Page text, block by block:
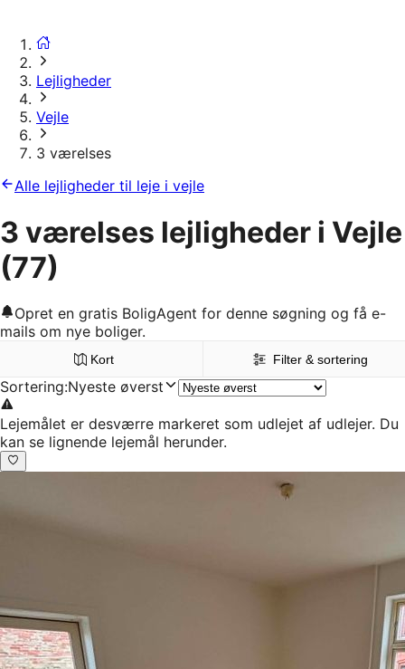
Lejligheder
Vejle
3 værelses
Alle lejligheder til leje i vejle
3 værelses lejligheder i Vejle
(77)
Opret en gratis BoligAgent for denne søgning og få e-
mails om nye boliger.
Kort Filter & sortering
Sortering:Nyeste øverst
Lejemålet er desværre markeret som udlejet af udlejer. Du
kan se lignende lejemål herunder.